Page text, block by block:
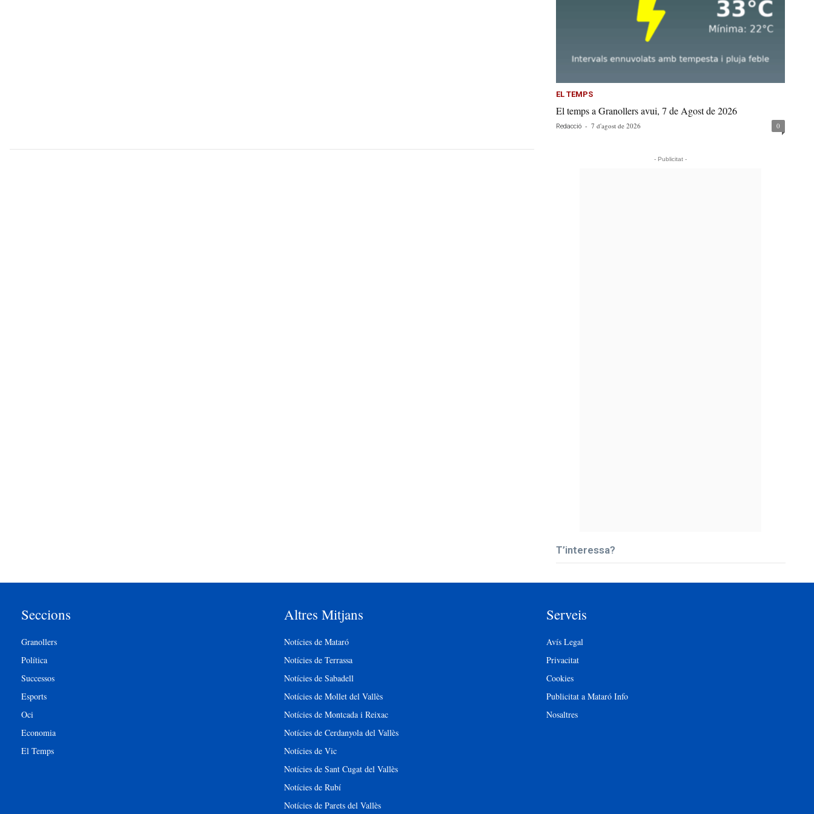
EL TEMPS
El temps a Granollers avui, 7 de Agost de 2026
Redacció - 7 d'agost de 2026 0
- Publicitat -
T’interessa?
Seccions
Granollers
Política
Successos
Esports
Oci
Economia
El Temps
Altres Mitjans
Notícies de Mataró
Notícies de Terrassa
Notícies de Sabadell
Notícies de Mollet del Vallès
Notícies de Montcada i Reixac
Notícies de Cerdanyola del Vallès
Notícies de Vic
Notícies de Sant Cugat del Vallès
Notícies de Rubí
Notícies de Parets del Vallès
Serveis
Avís Legal
Privacitat
Cookies
Publicitat a Mataró Info
Nosaltres